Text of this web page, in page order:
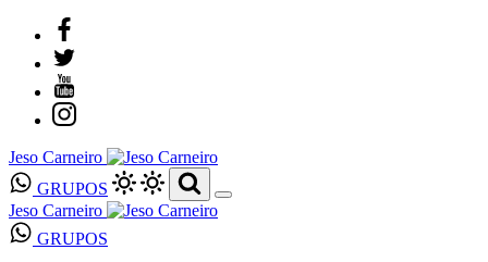
Jeso Carneiro
GRUPOS
Jeso Carneiro
GRUPOS